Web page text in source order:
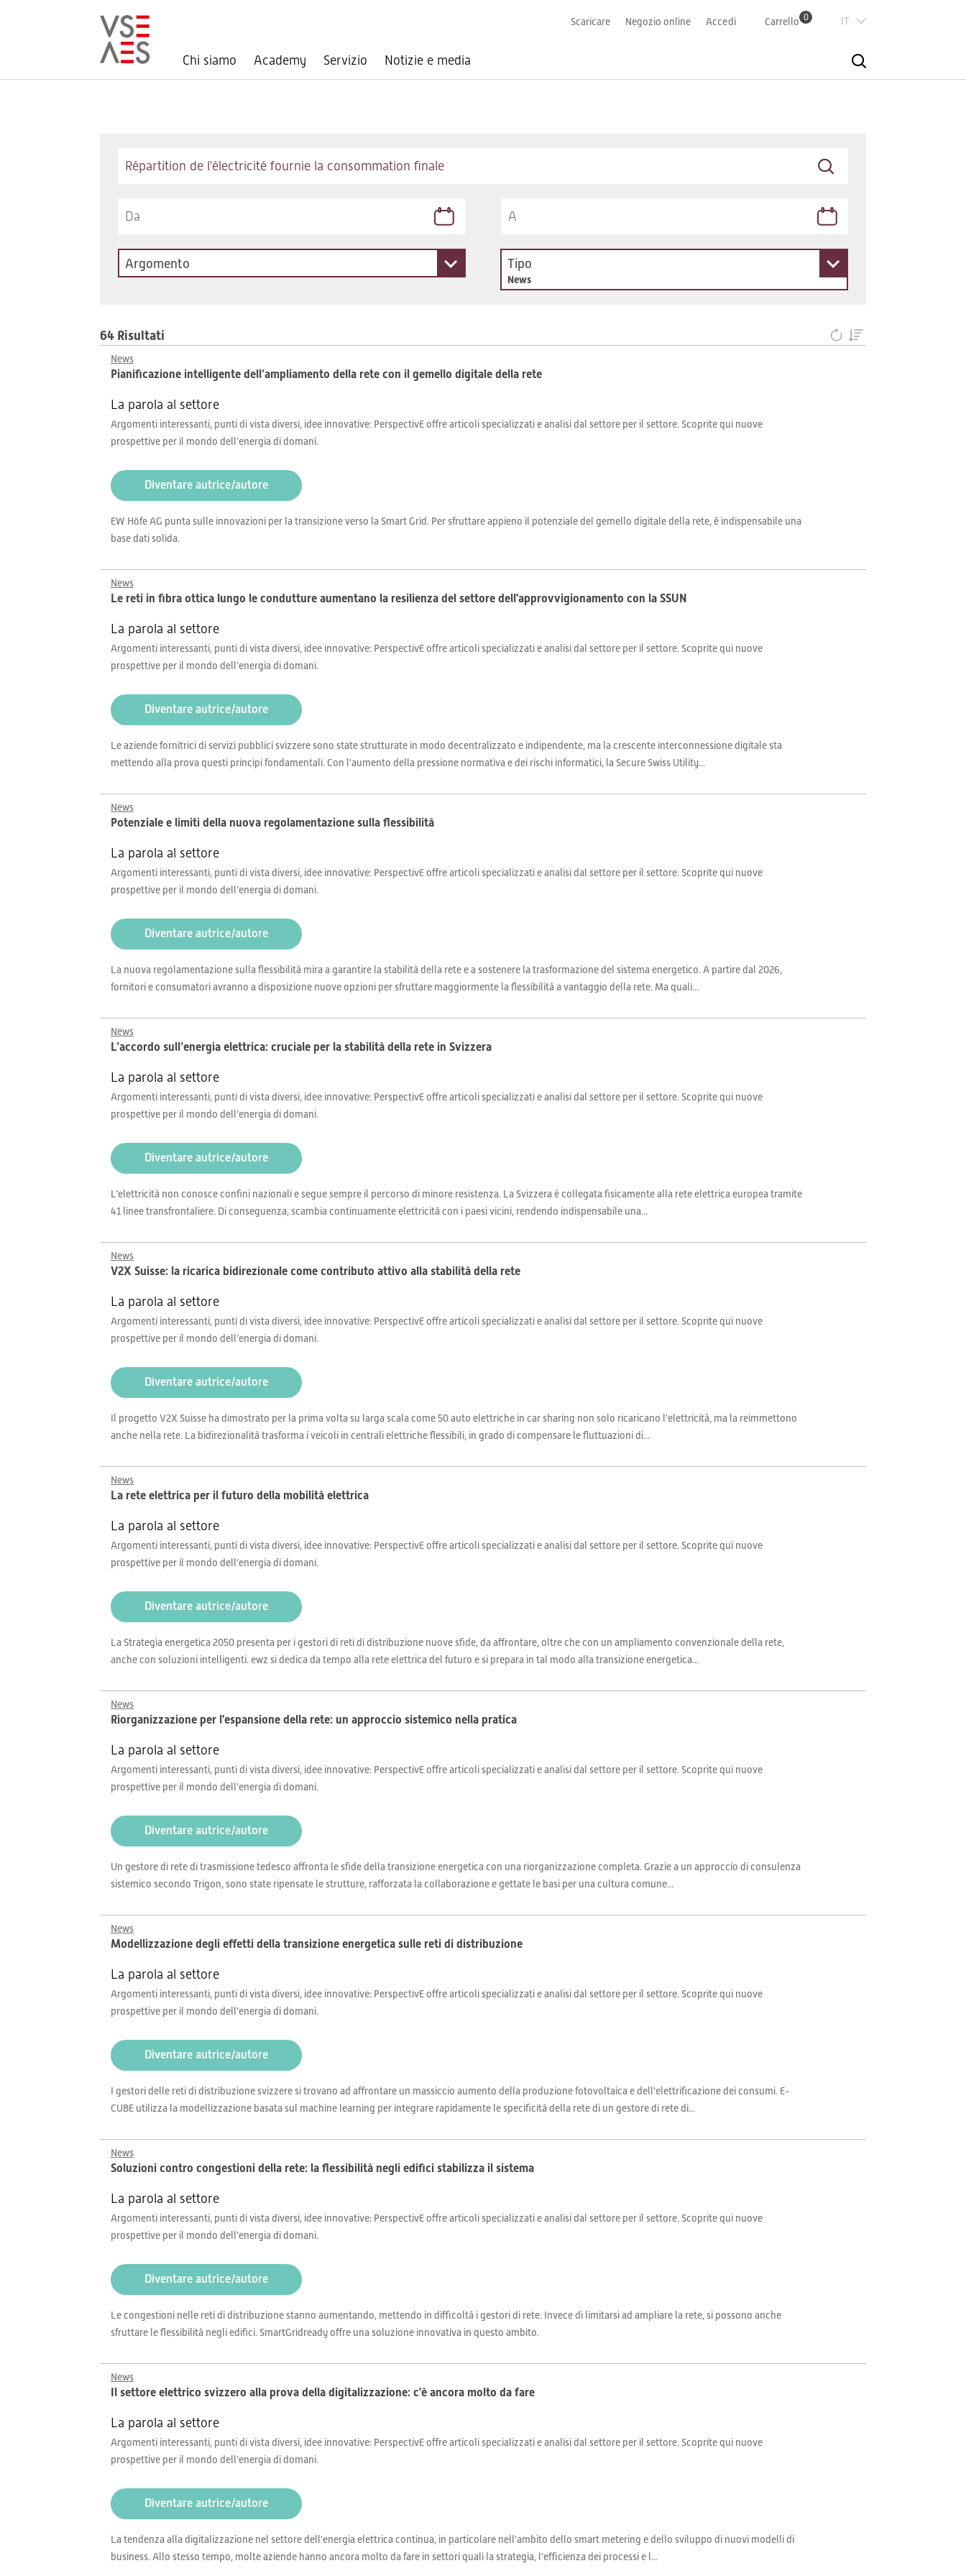
Chi siamo Academy Servizio Notizie e media
Scaricare Negozio online Accedi Carrello 0
English
Argomento Tipo
News
64 Risultati
News
Pianificazione intelligente dell’ampliamento della rete con il gemello digitale della rete
La parola al settore
Argomenti interessanti, punti di vista diversi, idee innovative: PerspectivE offre articoli specializzati e analisi dal settore per il settore. Scoprite qui nuove
prospettive per il mondo dell’energia di domani.
Diventare autrice/autore
EW Höfe AG punta sulle innovazioni per la transizione verso la Smart Grid. Per sfruttare appieno il potenziale del gemello digitale della rete, è indispensabile una
base dati solida.
News
Le reti in fibra ottica lungo le condutture aumentano la resilienza del settore dell'approvvigionamento con la SSUN
La parola al settore
Argomenti interessanti, punti di vista diversi, idee innovative: PerspectivE offre articoli specializzati e analisi dal settore per il settore. Scoprite qui nuove
prospettive per il mondo dell’energia di domani.
Diventare autrice/autore
Le aziende fornitrici di servizi pubblici svizzere sono state strutturate in modo decentralizzato e indipendente, ma la crescente interconnessione digitale sta
mettendo alla prova questi principi fondamentali. Con l'aumento della pressione normativa e dei rischi informatici, la Secure Swiss Utility...
News
Potenziale e limiti della nuova regolamentazione sulla flessibilità
La parola al settore
Argomenti interessanti, punti di vista diversi, idee innovative: PerspectivE offre articoli specializzati e analisi dal settore per il settore. Scoprite qui nuove
prospettive per il mondo dell’energia di domani.
Diventare autrice/autore
La nuova regolamentazione sulla flessibilità mira a garantire la stabilità della rete e a sostenere la trasformazione del sistema energetico. A partire dal 2026,
fornitori e consumatori avranno a disposizione nuove opzioni per sfruttare maggiormente la flessibilità a vantaggio della rete. Ma quali...
News
L’accordo sull’energia elettrica: cruciale per la stabilità della rete in Svizzera
La parola al settore
Argomenti interessanti, punti di vista diversi, idee innovative: PerspectivE offre articoli specializzati e analisi dal settore per il settore. Scoprite qui nuove
prospettive per il mondo dell’energia di domani.
Diventare autrice/autore
L’elettricità non conosce confini nazionali e segue sempre il percorso di minore resistenza. La Svizzera è collegata fisicamente alla rete elettrica europea tramite
41 linee transfrontaliere. Di conseguenza, scambia continuamente elettricità con i paesi vicini, rendendo indispensabile una...
News
V2X Suisse: la ricarica bidirezionale come contributo attivo alla stabilità della rete
La parola al settore
Argomenti interessanti, punti di vista diversi, idee innovative: PerspectivE offre articoli specializzati e analisi dal settore per il settore. Scoprite qui nuove
prospettive per il mondo dell’energia di domani.
Diventare autrice/autore
Il progetto V2X Suisse ha dimostrato per la prima volta su larga scala come 50 auto elettriche in car sharing non solo ricaricano l'elettricità, ma la reimmettono
anche nella rete. La bidirezionalità trasforma i veicoli in centrali elettriche flessibili, in grado di compensare le fluttuazioni di...
News
La rete elettrica per il futuro della mobilità elettrica
La parola al settore
Argomenti interessanti, punti di vista diversi, idee innovative: PerspectivE offre articoli specializzati e analisi dal settore per il settore. Scoprite qui nuove
prospettive per il mondo dell’energia di domani.
Diventare autrice/autore
La Strategia energetica 2050 presenta per i gestori di reti di distribuzione nuove sfide, da affrontare, oltre che con un ampliamento convenzionale della rete,
anche con soluzioni intelligenti. ewz si dedica da tempo alla rete elettrica del futuro e si prepara in tal modo alla transizione energetica...
News
Riorganizzazione per l'espansione della rete: un approccio sistemico nella pratica
La parola al settore
Argomenti interessanti, punti di vista diversi, idee innovative: PerspectivE offre articoli specializzati e analisi dal settore per il settore. Scoprite qui nuove
prospettive per il mondo dell’energia di domani.
Diventare autrice/autore
Un gestore di rete di trasmissione tedesco affronta le sfide della transizione energetica con una riorganizzazione completa. Grazie a un approccio di consulenza
sistemico secondo Trigon, sono state ripensate le strutture, rafforzata la collaborazione e gettate le basi per una cultura comune...
News
Modellizzazione degli effetti della transizione energetica sulle reti di distribuzione
La parola al settore
Argomenti interessanti, punti di vista diversi, idee innovative: PerspectivE offre articoli specializzati e analisi dal settore per il settore. Scoprite qui nuove
prospettive per il mondo dell’energia di domani.
Diventare autrice/autore
I gestori delle reti di distribuzione svizzere si trovano ad affrontare un massiccio aumento della produzione fotovoltaica e dell'elettrificazione dei consumi. E-
CUBE utilizza la modellizzazione basata sul machine learning per integrare rapidamente le specificità della rete di un gestore di rete di...
News
Soluzioni contro congestioni della rete: la flessibilità negli edifici stabilizza il sistema
La parola al settore
Argomenti interessanti, punti di vista diversi, idee innovative: PerspectivE offre articoli specializzati e analisi dal settore per il settore. Scoprite qui nuove
prospettive per il mondo dell’energia di domani.
Diventare autrice/autore
Le congestioni nelle reti di distribuzione stanno aumentando, mettendo in difficoltà i gestori di rete. Invece di limitarsi ad ampliare la rete, si possono anche
sfruttare le flessibilità negli edifici. SmartGridready offre una soluzione innovativa in questo ambito.
News
Il settore elettrico svizzero alla prova della digitalizzazione: c'è ancora molto da fare
La parola al settore
Argomenti interessanti, punti di vista diversi, idee innovative: PerspectivE offre articoli specializzati e analisi dal settore per il settore. Scoprite qui nuove
prospettive per il mondo dell’energia di domani.
Diventare autrice/autore
La tendenza alla digitalizzazione nel settore dell'energia elettrica continua, in particolare nell'ambito dello smart metering e dello sviluppo di nuovi modelli di
business. Allo stesso tempo, molte aziende hanno ancora molto da fare in settori quali la strategia, l'efficienza dei processi e l...